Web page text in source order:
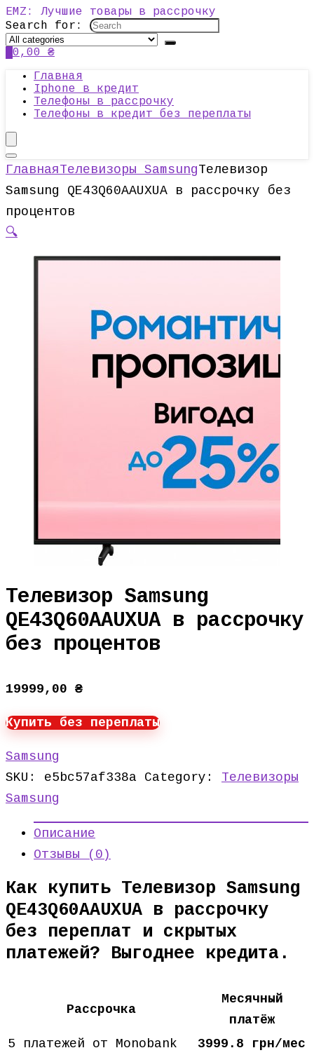
EMZ: Лучшие товары в рассрочку
Search for:
0,00 ₴
Главная
Iphone в кредит
Телефоны в рассрочку
Телефоны в кредит без переплаты
ГлавнаяТелевизоры SamsungТелевизор
Samsung QE43Q60AAUXUA в рассрочку без
процентов
🔍
Телевизор Samsung
QE43Q60AAUXUA в рассрочку
без процентов
19999,00 ₴
Купить без переплаты
Samsung
SKU: e5bc57af338a Category: Телевизоры
Samsung
Описание
Отзывы (0)
Как купить Телевизор Samsung
QE43Q60AAUXUA в рассрочку
без переплат и скрытых
платежей? Выгоднее кредита.
Рассрочка
Месячный
платёж
5 платежей от Monobank
3999.8 грн/мес